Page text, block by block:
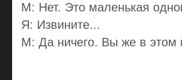
М: Нет. Это маленькая
Я: Извините...
М: Да ничего. Вы же в этом